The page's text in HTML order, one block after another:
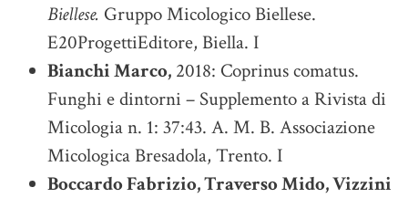
Biellese. Gruppo Micologico Biellese.
E20ProgettiEditore, Biella. I
Bianchi Marco, 2018: Coprinus comatus.
Funghi e dintorni – Supplemento a Rivista di
Micologia n. 1: 37:43. A. M. B. Associazione
Micologica Bresadola, Trento. I
Boccardo Fabrizio, Traverso Mido, Vizzini